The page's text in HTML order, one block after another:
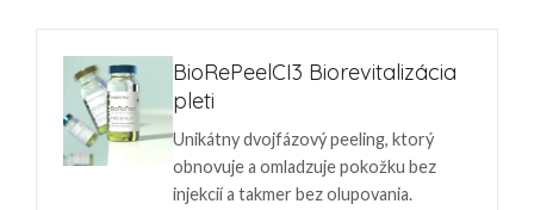
BioRePeelCI3 Biorevitalizácia
pleti
Unikátny dvojfázový peeling, ktorý
obnovuje a omladzuje pokožku bez
injekcií a takmer bez olupovania.